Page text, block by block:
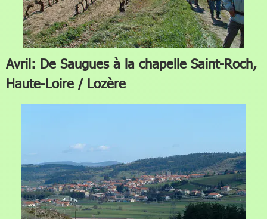
Avril: De Saugues à la chapelle Saint-Roch,
Haute-Loire / Lozère